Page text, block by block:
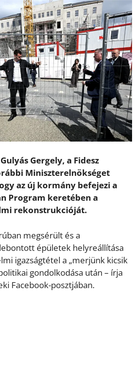
Gergely, a Fidesz
Miniszterelnökséget
az új kormány befejezi a
Program keretében a
rekonstrukcióját.
megsérült és a
épületek helyreállítása
igazságtétel a „merjünk kicsik
gondolkodása után – írja
Facebook-posztjában.